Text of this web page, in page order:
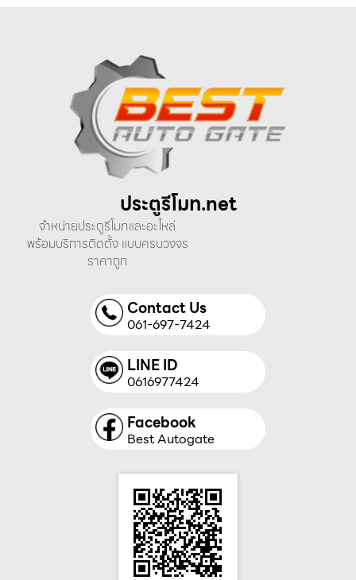
ประตูรีโมท.net
จำหน่ายประตูรีโมทและอะไหล่
พร้อมบริการติดตั้ง แบบครบวงจร
ราคาถูก
Contact Us
061-697-7424
LINE ID
0616977424
Facebook
Best Autogate